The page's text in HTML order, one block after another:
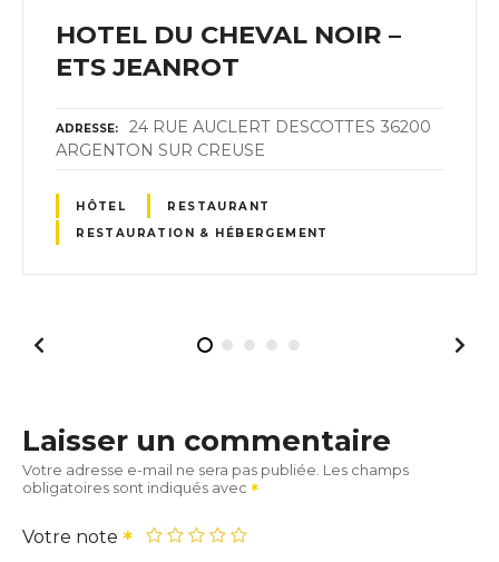
HOTEL DU CHEVAL NOIR –
ETS JEANROT
ADRESSE
24 RUE AUCLERT DESCOTTES 36200
ARGENTON SUR CREUSE
HÔTEL
RESTAURANT
RESTAURATION & HÉBERGEMENT
Laisser un commentaire
Votre adresse e-mail ne sera pas publiée. Les champs
obligatoires sont indiqués avec
Votre note